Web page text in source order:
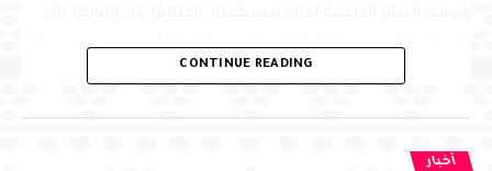
النوعية التي تجمع التعليم والابتكار وبناء الشخصية تسهم في
الإسهام بفاعلية في مسيرة التنمية، وتحقيق مستهدفات رؤية
CONTINUE READING
أخبار